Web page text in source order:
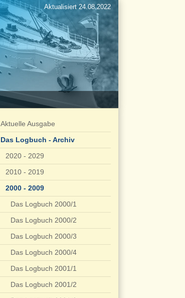
Aktualisiert 24.08.2022
Aktuelle Ausgabe
Das Logbuch - Archiv
2020 - 2029
2010 - 2019
2000 - 2009
Das Logbuch 2000/1
Das Logbuch 2000/2
Das Logbuch 2000/3
Das Logbuch 2000/4
Das Logbuch 2001/1
Das Logbuch 2001/2